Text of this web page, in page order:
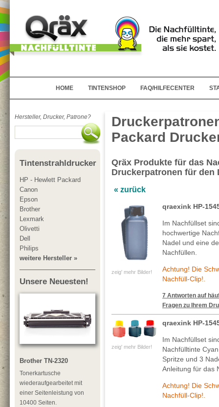
HOME TINTENSHOP FAQ/HILFECENTER
Hersteller, Drucker, Patrone?
Tintenstrahldrucker
HP - Hewlett Packard
Canon
Epson
Brother
Lexmark
Olivetti
Dell
Philips
weitere Hersteller »
Unsere Neuesten!
Brother TN-2320
Tonerkartusche
wiederaufgearbeitet mit
einer Seitenleistung von
10400 Seiten.
Packard
Qräx Produkte für das
Druckerpatronen für den
« zurück
zeig' mehr Bilder!
qraexink HP-
Im Nachfüllset
hochwertige
Nadel und eine
Nachfüllen.
Achtung! Die
Nachfüll-Clip!.
7 Antworten auf
Fragen zu Ihrem
zeig' mehr Bilder!
qraexink HP-
Im Nachfüllset
Nachfülltinte
Spritze und 3
Anleitung für das
Achtung! Die
Nachfüll-Clip!.